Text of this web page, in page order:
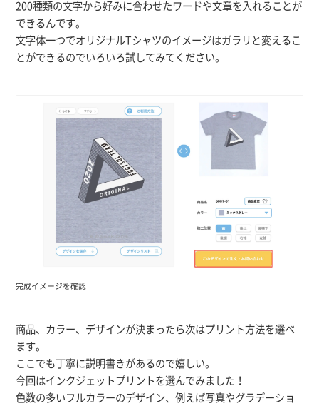
200種類の文字から好みに合わせたワードや文章を入れることが
できるんです。
文字体一つでオリジナルTシャツのイメージはガラリと変えるこ
とができるのでいろいろ試してみてください。
完成イメージを確認
商品、カラー、デザインが決まったら次はプリント方法を選べ
ます。
ここでも丁寧に説明書きがあるので嬉しい。
今回はインクジェットプリントを選んでみました！
色数の多いフルカラーのデザイン、例えば写真やグラデーショ